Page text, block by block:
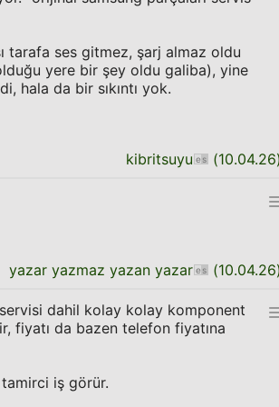
tarafa ses gitmez, şarj almaz oldu
yere bir şey oldu galiba), yine
hala da bir sıkıntı yok.
kibritsuyu (10.04.26
yazar yazmaz yazan yazar (10.04.26
dahil kolay kolay komponent
fiyatı da bazen telefon fiyatına
iş görür.